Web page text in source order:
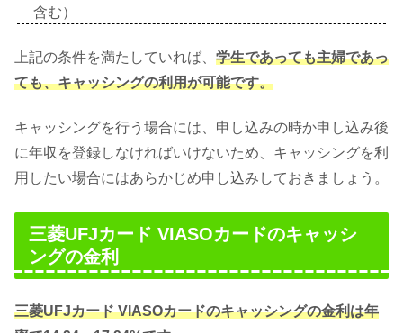
含む）
上記の条件を満たしていれば、 学生であっても主婦であっ
ても、キャッシングの利用が可能です。
キャッシングを行う場合には、申し込みの時か申し込み後
に年収を登録しなければいけないため、キャッシングを利
用したい場合にはあらかじめ申し込みしておきましょう。
三菱UFJカード VIASOカードのキャッシ
ングの金利
三菱UFJカード VIASOカードのキャッシングの金利は年